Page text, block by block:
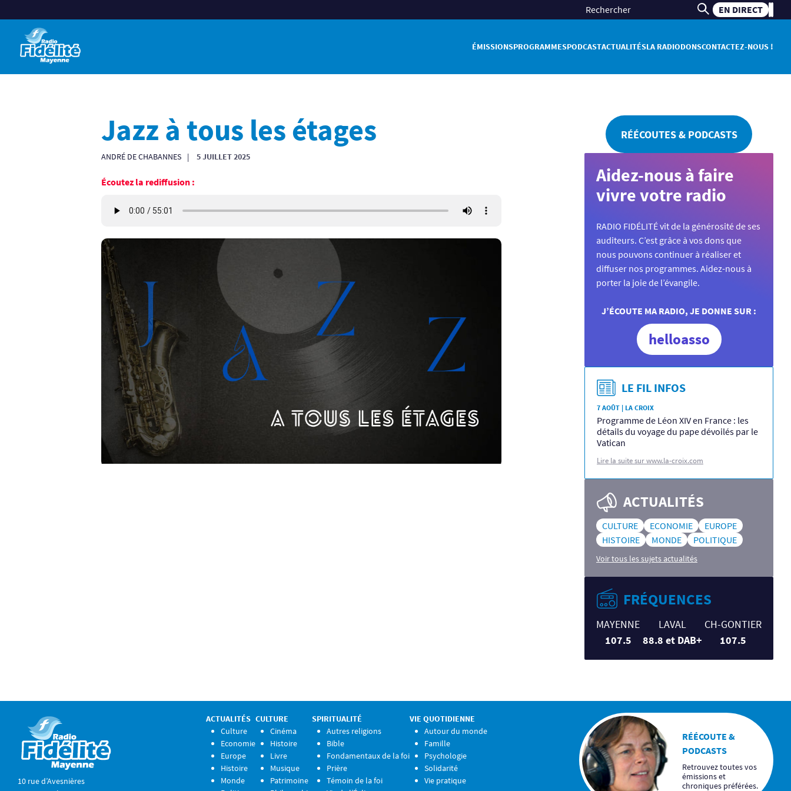
EN DIRECT
ÉMISSIONSPROGRAMMESPODCASTACTUALITÉSLA RADIODONSCONTACTEZ-NOUS !
Jazz à tous les étages
ANDRÉ DE CHABANNES 5 JUILLET 2025
Écoutez la rediffusion :
RÉÉCOUTES & PODCASTS
Aidez-nous à faire
vivre votre radio
RADIO FIDÉLITÉ vit de la générosité de ses
auditeurs. C’est grâce à vos dons que
nous pouvons continuer à réaliser et
diffuser nos programmes. Aidez-nous à
porter la joie de l’évangile.
J’ÉCOUTE MA RADIO, JE DONNE SUR :
helloasso
LE FIL INFOS
7 AOÛT | LA CROIX
Programme de Léon XIV en France : les
détails du voyage du pape dévoilés par le
Vatican
Lire la suite sur www.la-croix.com
ACTUALITÉS
CULTURE ECONOMIE
EUROPE
HISTOIRE
MONDE POLITIQUE
Voir tous les sujets actualités
FRÉQUENCES
MAYENNE
107.5
LAVAL
88.8 et DAB+
CH-GONTIER
107.5
10 rue d’Avesnières
ACTUALITÉS
Culture
Economie
Europe
Histoire
Monde
CULTURE
Cinéma
Histoire
Livre
Musique
Patrimoine
SPIRITUALITÉ
Autres religions
Bible
Fondamentaux de la foi
Prière
Témoin de la foi
VIE QUOTIDIENNE
Autour du monde
Famille
Psychologie
Solidarité
Vie pratique
RÉÉCOUTE &
PODCASTS
Retrouvez toutes vos
émissions et
chroniques préférées.